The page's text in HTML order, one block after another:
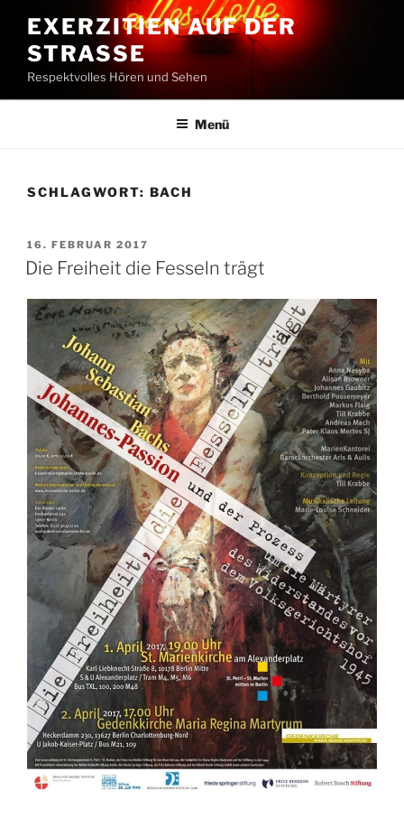
Inhalt
springen
EXERZITIEN AUF DER
STRASSE
Respektvolles Hören und Sehen
Menü
SCHLAGWORT: BACH
VERÖFFENTLICHT
AM
16. FEBRUAR 2017
Die Freiheit die Fesseln trägt